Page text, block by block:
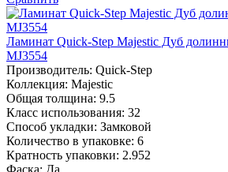
Ламинат Quick-Step Majestic Дуб
MJ3554
Производитель: Quick-Step
Коллекция: Majestic
Общая толщина: 9.5
Класс использования: 32
Способ укладки: Замковой
Количество в упаковке: 6
Кратность упаковки: 2.952
Фаска: Да